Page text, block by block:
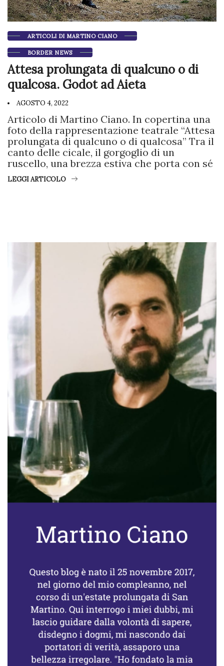
ARTICOLI DI MARTINO CIANO
BORDER NEWS
Attesa prolungata di qualcuno o di
qualcosa. Godot ad Aieta
AGOSTO 4, 2022
Articolo di Martino Ciano. In copertina una
foto della rappresentazione teatrale “Attesa
prolungata di qualcuno o di qualcosa” Tra il
canto delle cicale, il gorgoglio di un
ruscello, una brezza estiva che porta con sé
LEGGI ARTICOLO